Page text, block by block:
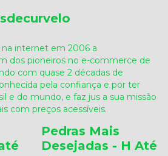
na internet em 2006 a
dos pioneiros no e-commerce de
com quase 2 décadas de
pela confiança e por ter
e do mundo, e faz jus a sua missão
com preços acessíveis.
Pedras Mais
Desejadas - H Até